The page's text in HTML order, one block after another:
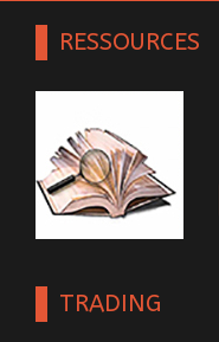
RESSOURCES
TRADING